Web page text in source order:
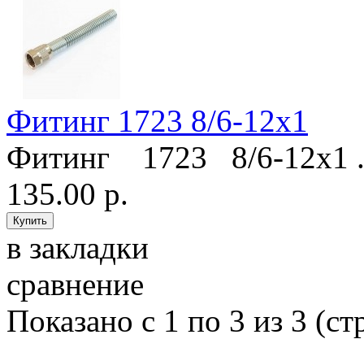
Фитинг 1723 8/6-12х1
Фитинг 1723 8/6-12х1
135.00 р.
в закладки
сравнение
Показано с 1 по 3 из 3